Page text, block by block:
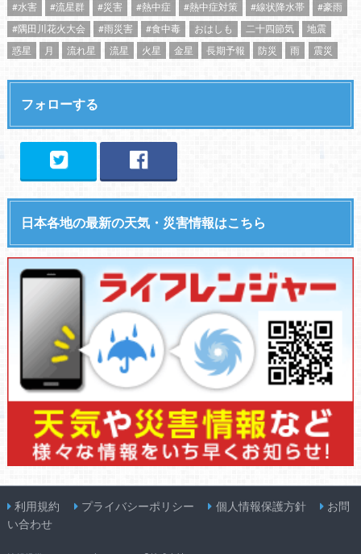
#水害
#流星群 #災害 #熱中症 #熱中症対策 #線状降水帯
#豪雨
#隅田川花火大会
#雨災害 #食中毒 おはしも 二十四節気
地震
惑星
月 流れ星 流星 火星 金星 長期予報 防災 雨 震災
フォローする
日本各地の最新の天気・災害情報はこちら
利用規約 プライバシーポリシー 個人情報保護方針
お問
い合わせ